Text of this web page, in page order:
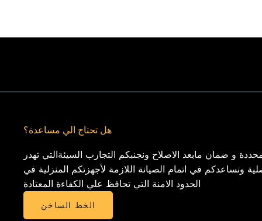
هل تحتاج الي مساعدة؟
و ضمان مابعد الاصلاح ونجنبكم التجارب السيئةالتي تهدر
ونساعدكم في اتمام الصيانة اللازمة لأجهزتكم المنزلية في
الحدود الامنة التي تحافظ علي الكفاءة المعتادة
الخط الساخن